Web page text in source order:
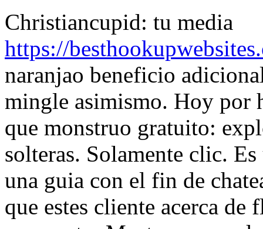
Christiancupid: tu media
https://
naranjao beneficio
mingle asimismo. Hoy por
que monstruo gratuito:
solteras. Solamente clic.
una guia con el fin de
que estes cliente acerca de